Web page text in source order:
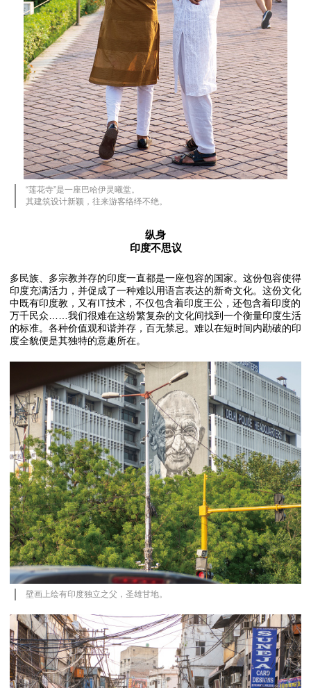
“莲花寺”是一座巴哈伊灵曦堂。
其建筑设计新颖，往来游客络绎不绝。
纵身
印度不思议
多民族、多宗教并存的印度一直都是一座包容的国家。这份包容使得
印度充满活力，并促成了一种难以用语言表达的新奇文化。这份文化
中既有印度教，又有IT技术，不仅包含着印度王公，还包含着印度的
万千民众……我们很难在这纷繁复杂的文化间找到一个衡量印度生活
的标准。各种价值观和谐并存，百无禁忌。难以在短时间内勘破的印
度全貌便是其独特的意趣所在。
壁画上绘有印度独立之父，圣雄甘地。